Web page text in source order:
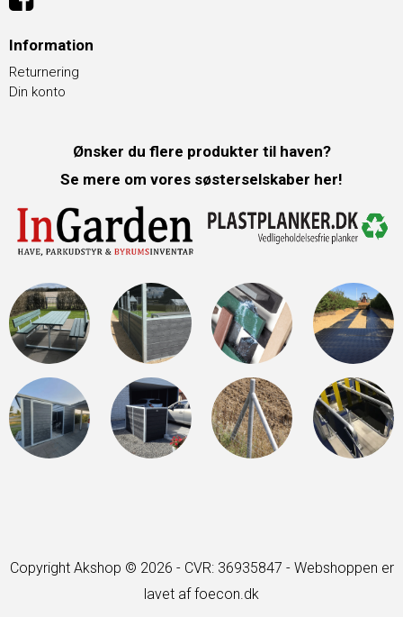
Information
Returnering
Din konto
Ønsker du flere produkter til haven?
Se mere om vores søsterselskaber her!
Copyright Akshop © 2026 - CVR: 36935847 - Webshoppen er
lavet af foecon.dk